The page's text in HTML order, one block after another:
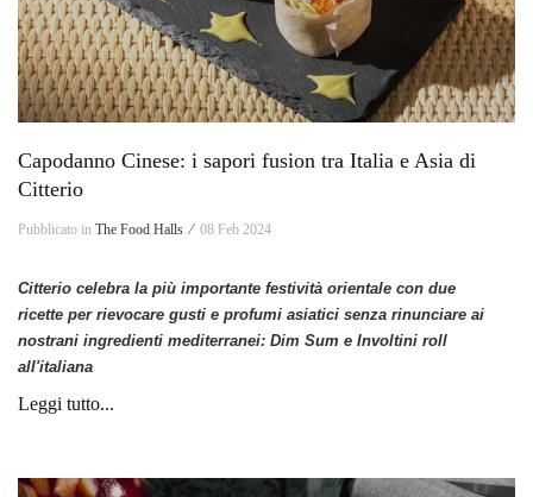
Capodanno Cinese: i sapori fusion tra Italia e Asia di
Citterio
Pubblicato in The Food Halls ⁄ 08 Feb 2024
Citterio celebra la più importante festività orientale con due
ricette per rievocare gusti e profumi asiatici senza rinunciare ai
nostrani ingredienti mediterranei: Dim Sum e Involtini roll
all'italiana
Leggi tutto...